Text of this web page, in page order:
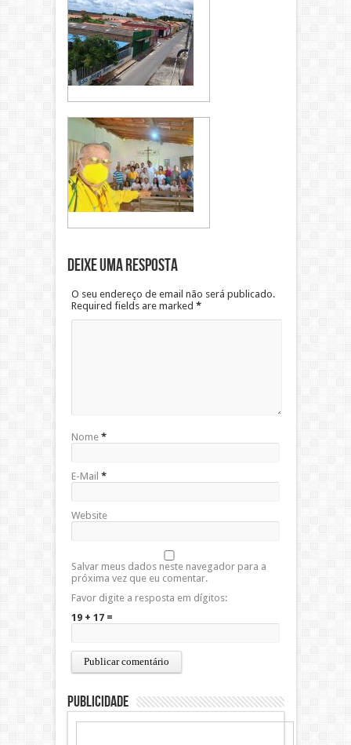
Deixe uma resposta
O seu endereço de email não será publicado.
Required fields are marked *
Nome *
E-Mail *
Website
Salvar meus dados neste navegador para a
próxima vez que eu comentar.
Favor digite a resposta em dígitos:
19 + 17 =
Publicidade